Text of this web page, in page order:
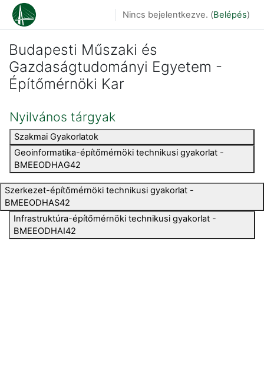
Tovább a fő tartalomhoz
Nincs bejelentkezve. (Belépés)
Budapesti Műszaki és
Gazdaságtudományi Egyetem -
Építőmérnöki Kar
Nyilvános tárgyak
Szakmai Gyakorlatok
Geoinformatika-építőmérnöki technikusi gyakorlat -
BMEEODHAG42
Szerkezet-építőmérnöki technikusi gyakorlat -
BMEEODHAS42
Infrastruktúra-építőmérnöki technikusi gyakorlat -
BMEEODHAI42